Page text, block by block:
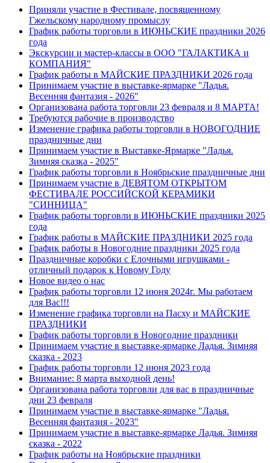
Приняли участие в Фестивале, посвященному
Гжельскому народному промыслу
График работы торговли в ИЮНЬСКИЕ праздники 2026
года
Экскурсии и мастер-классы в ООО "ГАЛАКТИКА и
КОМПАНИЯ"
График работы в МАЙСКИЕ ПРАЗДНИКИ 2026 года
Принимаем участие в выставке-ярмарке "Ладья.
Весенняя фантазия - 2026"
Организована работа торговли 23 февраля и 8 МАРТА!
Требуются рабочие в производство
Изменение графика работы торговли в НОВОГОДНИЕ
праздничные дни
Принимаем участие в Выставке-Ярмарке "Ладья.
Зимняя сказка - 2025"
График работы торговли в Ноябрьские праздничные дни
Принимаем участие в ДЕВЯТОМ ОТКРЫТОМ
ФЕСТИВАЛЕ РОССИЙСКОЙ КЕРАМИКИ
"СИННИЦА"
График работы торговли в ИЮНЬСКИЕ праздники 2025
года
График работы в МАЙСКИЕ ПРАЗДНИКИ 2025 года
График работы в Новогодние праздники 2025 года
Праздничные коробки с Елочными игрушками -
отличный подарок к Новому Году
Новое видео о нас
График работы торговли 12 июня 2024г. Мы работаем
для Вас!!!
Изменение графика торговли на Пасху и МАЙСКИЕ
ПРАЗДНИКИ
График работы торговли в Новогодние праздники
Принимаем участие в выставке-ярмарке Ладья. Зимняя
сказка - 2023
График работы торговли 12 июня 2023 года
Внимание: 8 марта выходной день!
Организована работа торговли для вас в праздничные
дни 23 февраля
Принимаем участие в выставке-ярмарке "Ладья.
Весенняя фантазия - 2023"
Принимаем участие в выставке-ярмарке Ладья. Зимняя
сказка - 2022
График работы на Ноябрьские праздники